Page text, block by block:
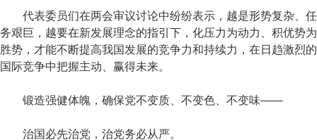
代表委员们在两会审议讨论中纷纷表示，越是形势复杂、任
务艰巨，越要在新发展理念的指引下，化压力为动力、积优势为
胜势，才能不断提高我国发展的竞争力和持续力，在日趋激烈的
国际竞争中把握主动、赢得未来。
锻造强健体魄，确保党不变质、不变色、不变味——
治国必先治党，治党务必从严。